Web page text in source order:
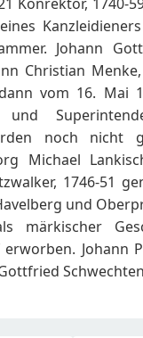
Johann
Christian
vom 16. Mai
und
noch nicht
Michael
1746-51
und
märkischer
Johann